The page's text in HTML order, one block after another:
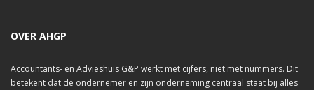
OVER AHGP
Accountants- en Advieshuis G&P werkt met cijfers, niet met nummers. Dit
betekent dat de ondernemer en zijn onderneming centraal staat bij alles